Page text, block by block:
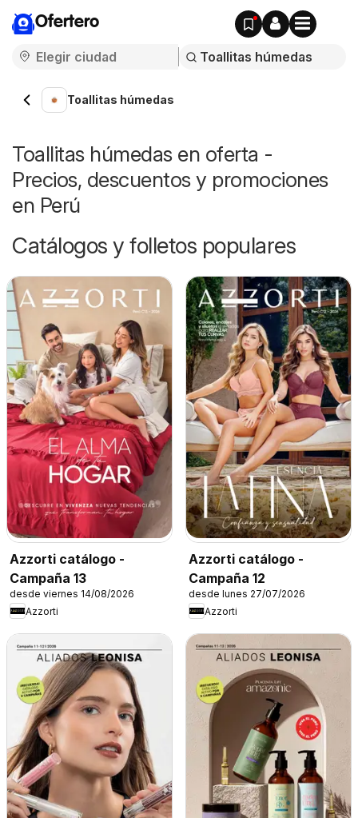
Ofertero
Toallitas húmedas
Toallitas húmedas en oferta -
Precios, descuentos y promociones
en Perú
Catálogos y folletos populares
Azzorti catálogo -
Campaña 13
desde viernes 14/08/2026
Azzorti
Azzorti catálogo -
Campaña 12
desde lunes 27/07/2026
Azzorti